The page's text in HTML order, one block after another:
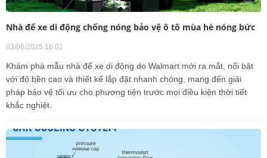
Nhà để xe di động chống nóng bảo vệ ô tô mùa hè nóng bức
03/06/2025 16:01
Khám phá mẫu nhà để xe di động do Walmart mới ra mắt, nổi bật
với độ bền cao và thiết kế lắp đặt nhanh chóng, mang đến giải
pháp bảo vệ tối ưu cho phương tiện trước mọi điều kiện thời tiết
khắc nghiệt.